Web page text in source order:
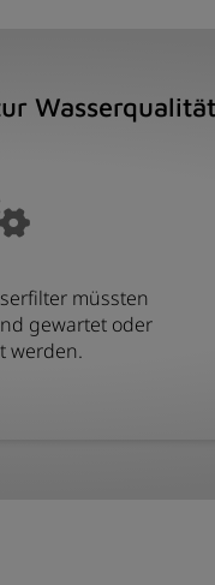
Wasserqualität
müssten
gewartet oder
werden.